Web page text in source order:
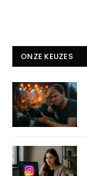
ONZE KEUZES